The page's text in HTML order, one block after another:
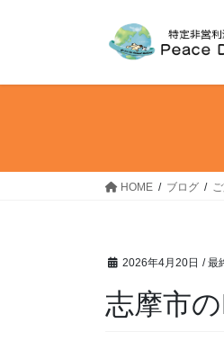
HOME ブログ
2026年4月20日 / 最
志摩市